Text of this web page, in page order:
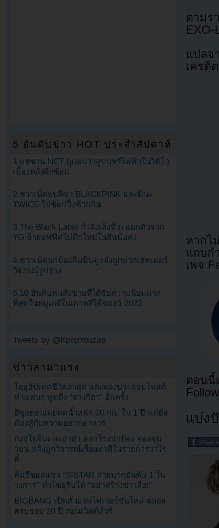
ตามร
EXO-
แปล
เครดิ
หากไ
แถบก
เพจ
ตอนนี้
แบ่ง
5 อันดับข่าว HOT ประจำสัปดาห์
1.แฮชาน NCT ถูกพบว่าสูบบุหรี่ไฟฟ้าในวิดีโอ
เบื้องหลังฝึกซ้อม
2.ชาวเน็ตพบลิซ่า BLACKPINK และมินะ
TWICE ไปช้อปปิ้งด้วยกัน
3.The Black Label กำลังเล็งที่จะแยกตัวจาก
YG ย้ายอฟฟิศไปตึกใหม่ในฮันนัมดง
4.ชาวเน็ตปกป้องคิมมินจูหลังถูกพวกเฮดเตอร์
วิจารณ์รูปร่าง
5.10 อันดับคนดังชายที่ได้รับความนิยมมาก
ที่สุดในหมู่เกย์ในเกาหลีใต้ของปี 2023
Tweets by @KpopYouzab
ข่าวล่ามาแรง
ไอยูอัปเดตชีวิตล่าสุด แต่เพลงประกอบโพสต์
ทำแฟนๆ พูดถึง “จางกีฮา” อีกครั้ง
อีซูฮยอนเผยลดน้ำหนัก 30 กก. ใน 1 ปี แต่ยัง
ต้องสู้กับความอยากอาหาร
กงฮโยจินและฮาฮ่า ออกโรงปกป้อง จองจุน
วอน หลังถูกวิจารณ์เรื่องท่าทีในรายการวาไร
ตี้
คิมฮีชอลแซว “SISTAR สายบวกอันดับ 1 ใน
วงการ” ทำโซยูรีบโต้ “อย่าสร้างข่าวลือ!”
BIGBANG เปิดตัวแท่งไฟเวอร์ชั่นใหม่ ฉลอง
ครบรอบ 20 ปี ก่อนเวิลด์ทัวร์